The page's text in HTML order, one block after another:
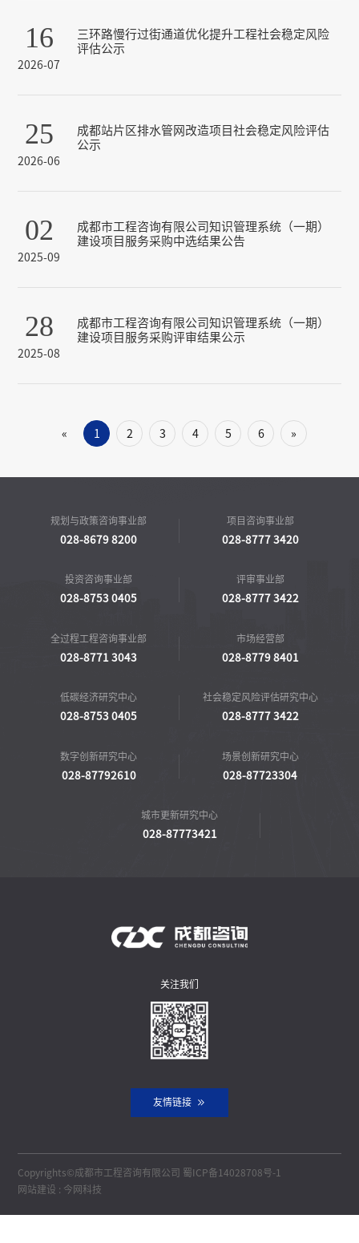
16
2026-07
三环路慢行过街通道优化提升工程社会稳定风险
评估公示
25
2026-06
成都站片区排水管网改造项目社会稳定风险评估
公示
02
2025-09
成都市工程咨询有限公司知识管理系统（一期）
建设项目服务采购中选结果公告
28
2025-08
成都市工程咨询有限公司知识管理系统（一期）
建设项目服务采购评审结果公示
« 1 2 3 4 5 6 »
规划与政策咨询事业部
028-8679 8200
项目咨询事业部
028-8777 3420
投资咨询事业部
028-8753 0405
评审事业部
028-8777 3422
全过程工程咨询事业部
028-8771 3043
市场经营部
028-8779 8401
低碳经济研究中心
028-8753 0405
社会稳定风险评估研究中心
028-8777 3422
数字创新研究中心
028-87792610
场景创新研究中心
028-87723304
城市更新研究中心
028-87773421
关注我们
友情链接
Copyrights©成都市工程咨询有限公司 蜀ICP备14028708号-1
网站建设 : 今网科技